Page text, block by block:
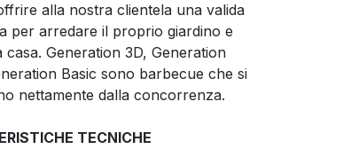
alla nostra clientela una valida
per arredare il proprio giardino e
casa. Generation 3D, Generation
Basic sono barbecue che si
nettamente dalla concorrenza.
TECNICHE